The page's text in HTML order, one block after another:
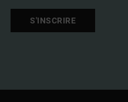
S'INSCRIRE